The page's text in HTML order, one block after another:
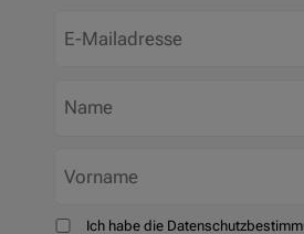
Ich habe die